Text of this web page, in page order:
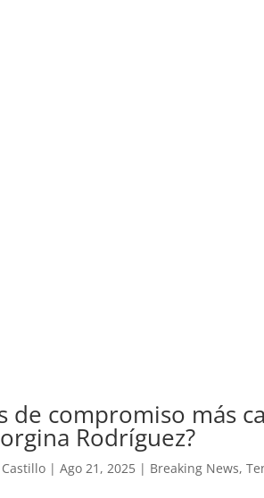
de compromiso más
Rodríguez?
|Ago 21, 2025 | Breaking News,